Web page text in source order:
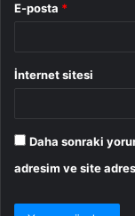
E-posta *
İnternet sitesi
Daha sonraki
adresim ve site